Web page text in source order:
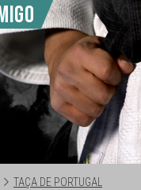
TAÇA DE PORTUGAL